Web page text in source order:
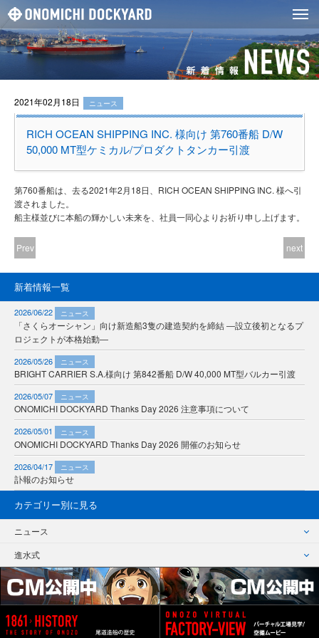
2021年02月18日 ニュース
RICH OCEAN SHIPPING INC. 様向け 第760番船 D/W
50,000 MT型ケミカル/プロダクトタンカー引渡
第760番船は、去る2021年2月18日、RICH OCEAN SHIPPING INC. 様へ引
渡されました。
船主様並びに本船の輝かしい未来を、社員一同心よりお祈り申し上げます。
Prev next
新着情報一覧
2026/06/22 ニュース
「さくらオーシャン」向け新造船3隻の建造契約を締結 ―設立後初となるプ
ロジェクトが本格始動―
2026/05/26 ニュース
BRIGHT CARRIER S.A.様向け 第842番船 D/W 40,000 MT型バルカー引渡
2026/05/07 ニュース
ONOMICHI DOCKYARD Thanks Day 2026 注意事項について
2026/05/01 ニュース
ONOMICHI DOCKYARD Thanks Day 2026 開催のお知らせ
2026/04/17 ニュース
訃報のお知らせ
カテゴリー別に見る
ニュース
進水式